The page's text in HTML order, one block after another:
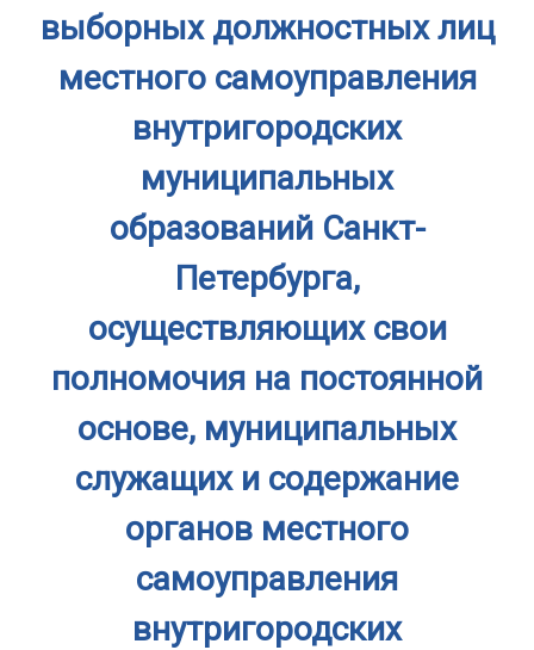
выборных должностных лиц
местного самоуправления
внутригородских
муниципальных
образований Санкт-
Петербурга,
осуществляющих свои
полномочия на постоянной
основе, муниципальных
служащих и содержание
органов местного
самоуправления
внутригородских